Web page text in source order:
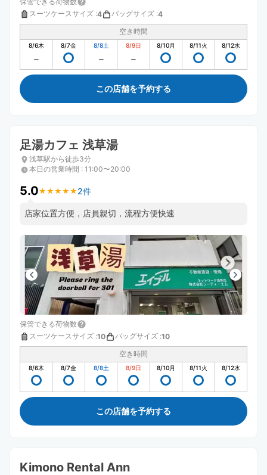
スーツケースサイズ :4 バッグサイズ :4
空き時間
8/6木 8/7金 8/8土 8/9日 8/10月 8/11火 8/12水
この店舗を予約する
足湯カフェ 浅草湯
浅草駅から徒歩3分
本日の営業時間 : 11:00〜20:00
5.0★ ★ ★ ★ ★
★ ★ ★ ★ ★ 2件
店家位置方便，店員親切，流程方便快速
保管できる荷物数
スーツケースサイズ :10 バッグサイズ :10
空き時間
8/6木 8/7金 8/8土 8/9日 8/10月 8/11火 8/12水
この店舗を予約する
Kimono Rental Ann